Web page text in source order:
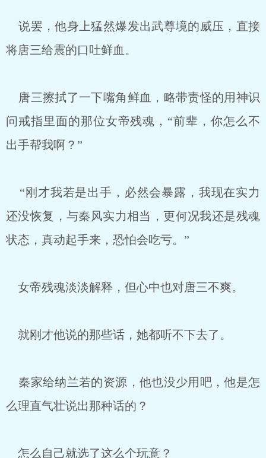
说罢，他身上猛然爆发出武尊境的威压，直接
将唐三给震的口吐鲜血。
唐三擦拭了一下嘴角鲜血，略带责怪的用神识
问戒指里面的那位女帝残魂，“前辈，你怎么不
出手帮我啊？”
“刚才我若是出手，必然会暴露，我现在实力
还没恢复，与秦风实力相当，更何况我还是残魂
状态，真动起手来，恐怕会吃亏。”
女帝残魂淡淡解释，但心中也对唐三不爽。
就刚才他说的那些话，她都听不下去了。
秦家给纳兰若的资源，他也没少用吧，他是怎
么理直气壮说出那种话的？
怎么自己就选了这么个玩意？